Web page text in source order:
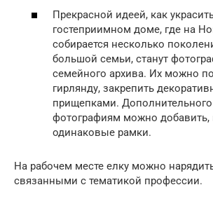
Прекрасной идеей, как
гостеприимном доме, где на
собирается несколько
большой семьи, станут
семейного архива. Их можно
гирлянду, закрепить
прищепками.
фотографиям можно добавить,
одинаковые рамки.
На рабочем месте елку можно
связанными с тематикой профессии.